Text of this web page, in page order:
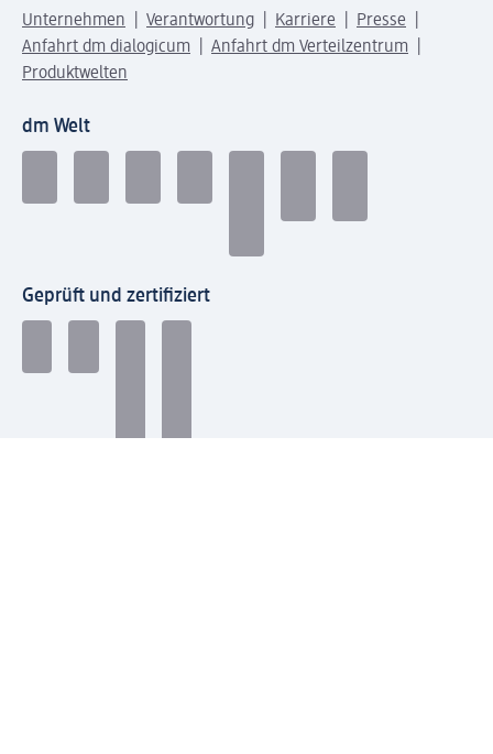
Unternehmen Verantwortung Karriere
Presse
Anfahrt dm dialogicum
Anfahrt dm Verteilzentrum
Produktwelten
dm Welt
Geprüft und zertifiziert